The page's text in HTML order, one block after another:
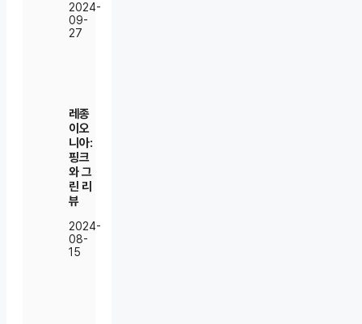
2024-
09-
27
레종
이오
니아:
핑크
와 그
린 리
뷰
2024-
08-
15